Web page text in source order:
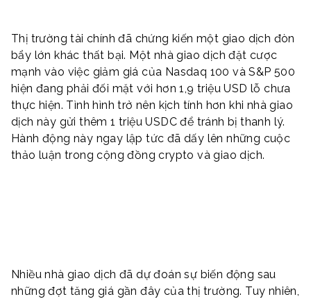
Thị trường tài chính đã chứng kiến một giao dịch đòn
bẩy lớn khác thất bại. Một nhà giao dịch đặt cược
mạnh vào việc giảm giá của Nasdaq 100 và S&P 500
hiện đang phải đối mặt với hơn 1,9 triệu USD lỗ chưa
thực hiện. Tình hình trở nên kịch tính hơn khi nhà giao
dịch này gửi thêm 1 triệu USDC để tránh bị thanh lý.
Hành động này ngay lập tức đã dấy lên những cuộc
thảo luận trong cộng đồng crypto và giao dịch.
Nhiều nhà giao dịch đã dự đoán sự biến động sau
những đợt tăng giá gần đây của thị trường. Tuy nhiên,